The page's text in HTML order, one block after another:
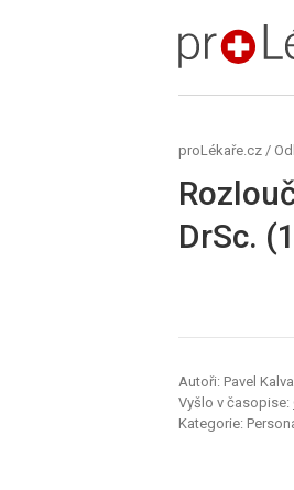
proLékaře.cz
proLékaře.cz /
DrSc.
Autoři: Pavel
Vyšlo v časopise:
Kategorie: